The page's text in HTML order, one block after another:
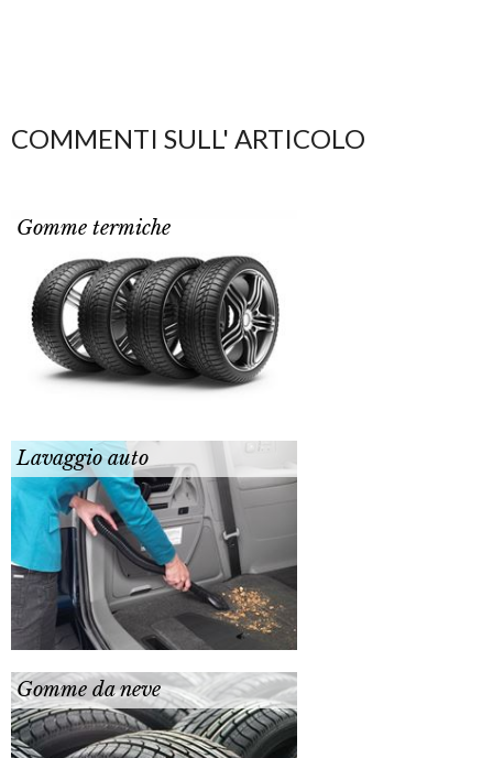
COMMENTI SULL' ARTICOLO
Gomme termiche
Lavaggio auto
Gomme da neve